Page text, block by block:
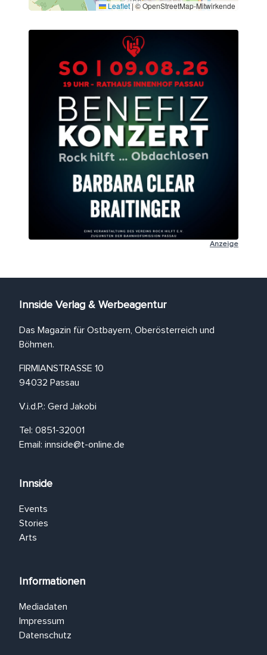
Leaflet |© OpenStreetMap-Mitwirkende
Anzeige
Innside Verlag & Werbeagentur
Das Magazin für Ostbayern, Oberösterreich und
Böhmen.
FIRMIANSTRASSE 10
94032 Passau
V.i.d.P.: Gerd Jakobi
Tel: 0851-32001
Email: innside@t-online.de
Innside
Events
Stories
Arts
Informationen
Mediadaten
Impressum
Datenschutz